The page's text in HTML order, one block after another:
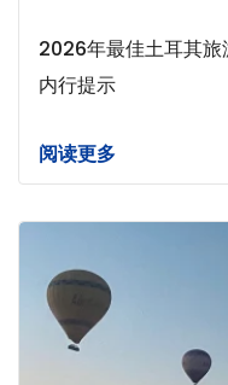
2026年最佳土耳其
内行提示
阅读更多